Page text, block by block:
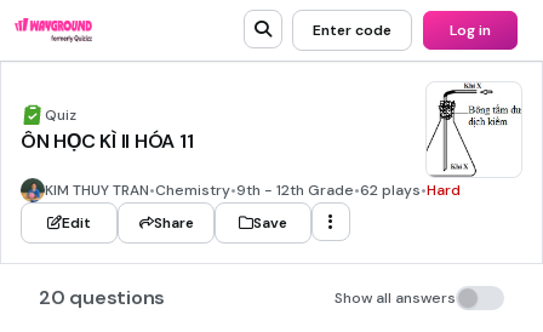
Enter code Log in
Quiz
ÔN HỌC KÌ II HÓA 11
KIM THUY TRAN•Chemistry•9th - 12th Grade•62 plays•Hard
Edit
Share Save
20 questions Show all answers